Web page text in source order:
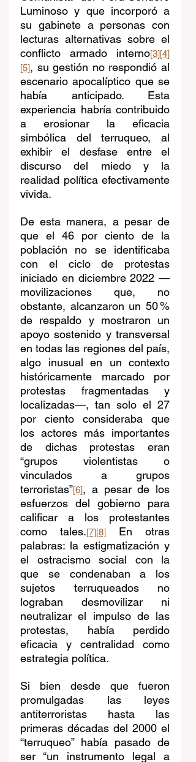
Luminoso y que incorporó a
su gabinete a personas con
lecturas alternativas sobre el
conflicto armado interno[3][4]
[5], su gestión no respondió al
escenario apocalíptico que se
había anticipado. Esta
experiencia habría contribuido
a erosionar la eficacia
simbólica del terruqueo, al
exhibir el desfase entre el
discurso del miedo y la
realidad política efectivamente
vivida.
De esta manera, a pesar de
que el 46 por ciento de la
población no se identificaba
con el ciclo de protestas
iniciado en diciembre 2022 —
movilizaciones que, no
obstante, alcanzaron un 50 %
de respaldo y mostraron un
apoyo sostenido y transversal
en todas las regiones del país,
algo inusual en un contexto
históricamente marcado por
protestas fragmentadas y
localizadas—, tan solo el 27
por ciento consideraba que
los actores más importantes
de dichas protestas eran
“grupos violentistas o
vinculados a grupos
terroristas”[6], a pesar de los
esfuerzos del gobierno para
calificar a los protestantes
como tales.[7][8]
En otras
palabras: la estigmatización y
el ostracismo social con la
que se condenaban a los
sujetos terruqueados no
lograban desmovilizar ni
neutralizar el impulso de las
protestas, había perdido
eficacia y centralidad como
estrategia política.
Si bien desde que fueron
promulgadas las leyes
antiterroristas hasta las
primeras décadas del 2000 el
“terruqueo” había pasado de
ser “un instrumento legal a